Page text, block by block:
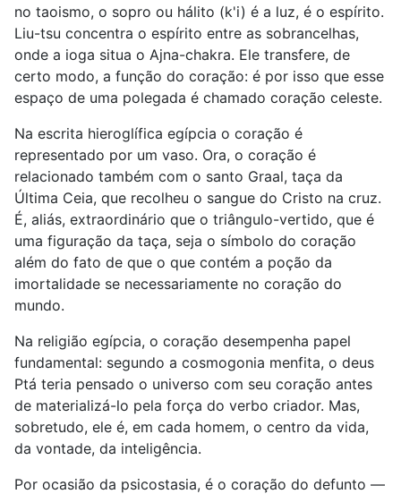
no taoismo, o sopro ou hálito (k'i) é a luz, é o espírito.
Liu-tsu concentra o espírito entre as sobrancelhas,
onde a ioga situa o Ajna-chakra. Ele transfere, de
certo modo, a função do coração: é por isso que esse
espaço de uma polegada é chamado coração celeste.
Na escrita hieroglífica egípcia o coração é
representado por um vaso. Ora, o coração é
relacionado também com o santo Graal, taça da
Última Ceia, que recolheu o sangue do Cristo na cruz.
É, aliás, extraordinário que o triângulo-vertido, que é
uma figuração da taça, seja o símbolo do coração
além do fato de que o que contém a poção da
imortalidade se necessariamente no coração do
mundo.
Na religião egípcia, o coração desempenha papel
fundamental: segundo a cosmogonia menfita, o deus
Ptá teria pensado o universo com seu coração antes
de materializá-lo pela força do verbo criador. Mas,
sobretudo, ele é, em cada homem, o centro da vida,
da vontade, da inteligência.
Por ocasião da psicostasia, é o coração do defunto —